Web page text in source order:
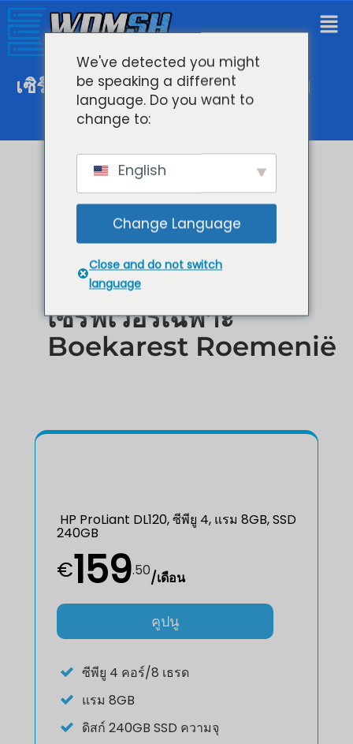
เซิร์ฟเวอร์เฉพาะบูคาเรสต์โรมาเนีย
เซิร์ฟเวอร์เฉพาะ
Boekarest Roemenië
HP ProLiant DL120, ซีพียู 4, แรม 8GB, SSD
240GB
€159.50/เดือน
คูปนู
ซีพียู 4 คอร์/8 เธรด
แรม 8GB
ดิสก์ 240GB SSD ความจุ
We've detected you might
be speaking a different
language. Do you want to
change to:
English
Change Language
Close and do not switch
language